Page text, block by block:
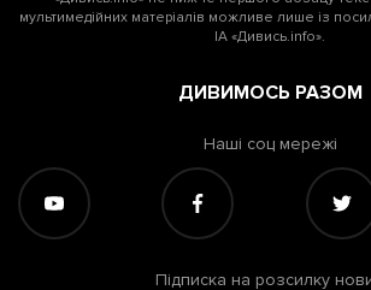
мультимедійних матеріалів можливе лише із
ІА «Дивись.info».
ДИВИМОСЬ РАЗОМ
Наші соц мережі
Підписка на розсилку